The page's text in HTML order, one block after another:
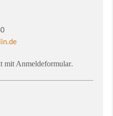
mit Anmeldeformular.